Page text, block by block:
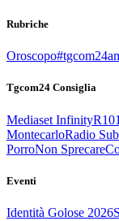
Rubriche
Oroscopo
Tgcom24 Consiglia
Mediaset InfinityR101
MontecarloRadio
PorroNon Sprecare
Eventi
Identità Golose 2026